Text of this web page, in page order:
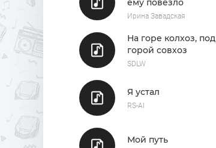
ему повезло
Ирина Завадская
На горе колхоз, под
горой совхоз
SDLW
Я устал
RS-AI
Мой путь